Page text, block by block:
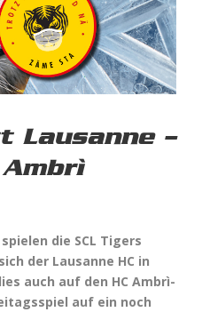
Lausanne –
die SCL Tigers
der Lausanne HC in
auch auf den HC Ambrì-
auf ein noch